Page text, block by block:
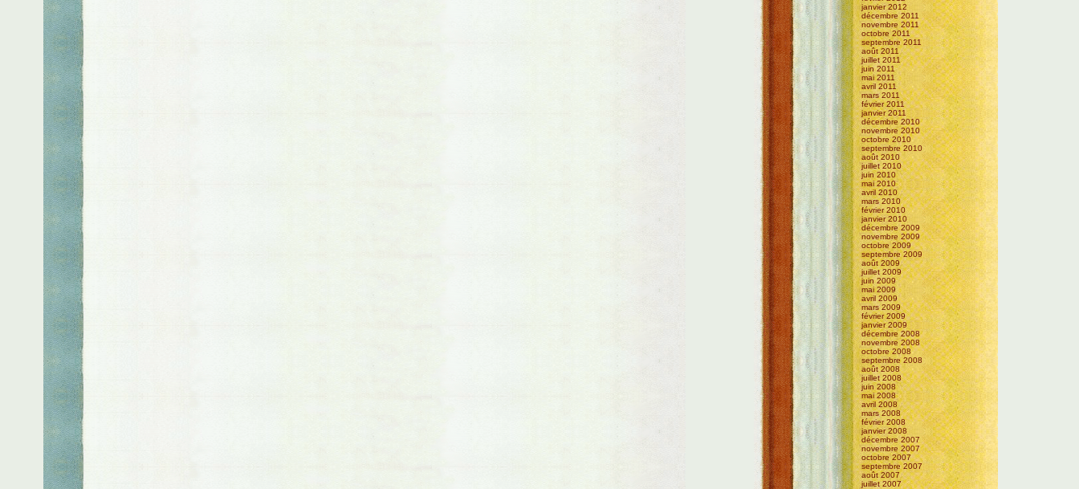
janvier 2012
décembre 2011
novembre 2011
octobre 2011
septembre 2011
août 2011
juillet 2011
juin 2011
mai 2011
avril 2011
mars 2011
février 2011
janvier 2011
décembre 2010
novembre 2010
octobre 2010
septembre 2010
août 2010
juillet 2010
juin 2010
mai 2010
avril 2010
mars 2010
février 2010
janvier 2010
décembre 2009
novembre 2009
octobre 2009
septembre 2009
août 2009
juillet 2009
juin 2009
mai 2009
avril 2009
mars 2009
février 2009
janvier 2009
décembre 2008
novembre 2008
octobre 2008
septembre 2008
août 2008
juillet 2008
juin 2008
mai 2008
avril 2008
mars 2008
février 2008
janvier 2008
décembre 2007
novembre 2007
octobre 2007
septembre 2007
août 2007
juillet 2007